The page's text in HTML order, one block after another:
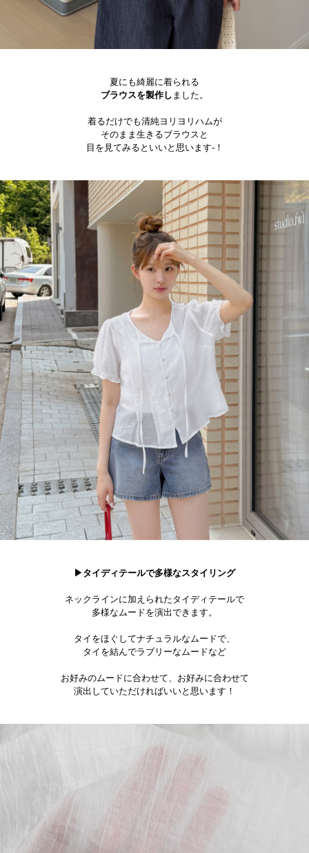
夏にも綺麗に着られる
ブラウスを製作し ました。
着るだけでも清純ヨリヨリハムが
そのまま生きるブラウスと
目を見てみるといいと思います-！
▶タイディテールで多様なスタイリング
ネックラインに加えられたタイディテールで
多様なムードを演出できます。
タイをほぐしてナチュラルなムードで、
タイを結んでラブリーなムードなど
お好みのムードに合わせて、お好みに合わせて
演出していただければいいと思います！